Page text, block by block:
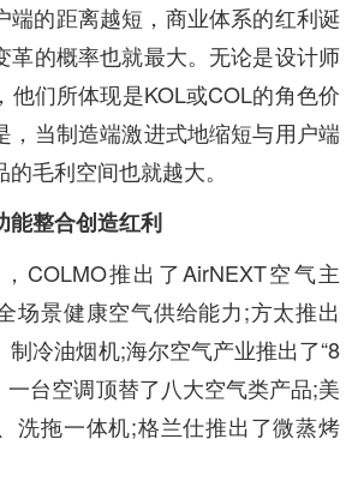
端的距离越短，商业体系的红利诞
革的概率也就最大。无论是设计师
他们所体现是KOL或COL的角色价
，当制造端激进式地缩短与用户端
毛利空间也就越大。
能整合创造红利
COLMO推出了AirNEXT空气主
场景健康空气供给能力;方太推出
制冷油烟机;海尔空气产业推出了“8
一台空调顶替了八大空气类产品;美
洗拖一体机;格兰仕推出了微蒸烤